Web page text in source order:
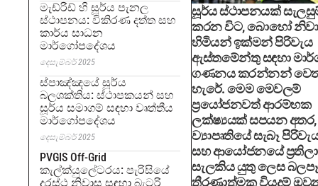
මැඩ්රිඩ් හි සූර්ය පැනල
ස්ථාපනය: විකිරණ දත්ත සහ
කාර්ය සාධන
මාර්ගෝපදේශය
දෙසැම්බර් 2025
ස්පාඤ්ඤයේ සූර්ය
බලශක්තිය: ස්ථාපකයන් සහ
සූර්ය සමාගම් සඳහා වෘත්තීය
මාර්ගෝපදේශය
දෙසැම්බර් 2025
PVGIS Off-Grid
කැල්ක්යුලේටරය: පැරිසියේ
දුරස්ථ නිවාස සඳහා බැටරි
සූර්ය ස්ථාපනයක්
කරන විට, බොහෝ
හිමියන් ඉක්මන් පිරිවැය
ඇස්තමේන්තු සඳහා
ගණනය කරන්නන්
හැරේ. මෙම මෙවලම්
ප්‍රයෝජනවත් ආරම්භක
ලක්ෂ්‍යයක් සපයන
ව්‍යාපෘතියේ සැබෑ
සහ ආයෝජනයේ
සැලකිය යුතු ලෙස
තීරණාත්මක වියදම්